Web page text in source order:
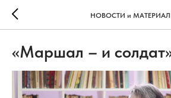
НОВОСТИ и
«Маршал – и